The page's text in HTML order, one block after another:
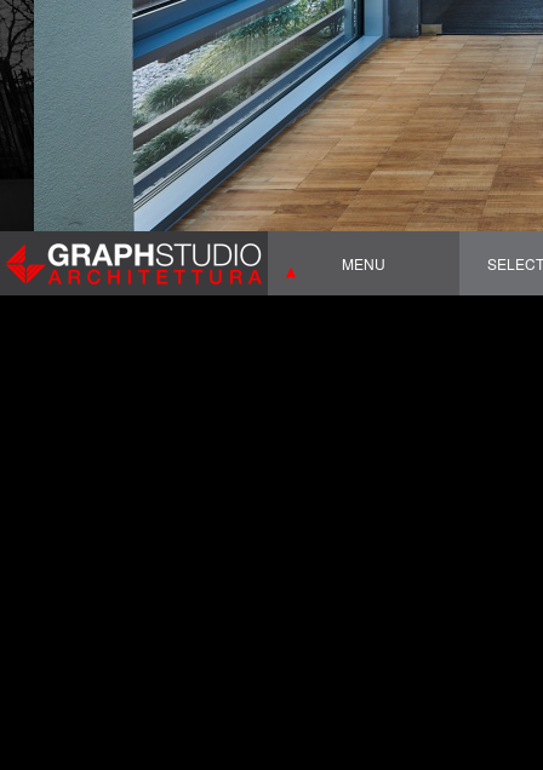
MENU